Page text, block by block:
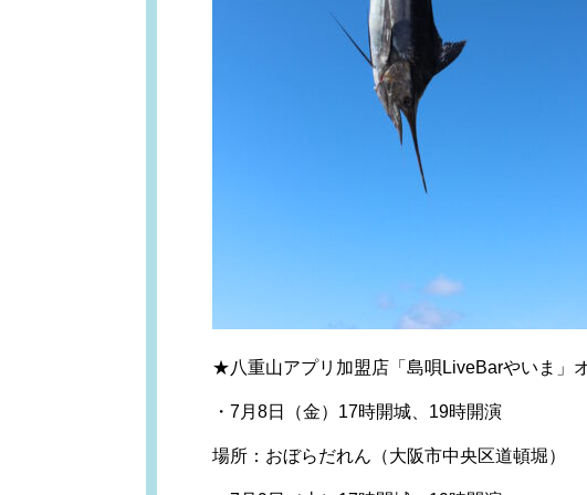
★八重山アプリ加盟店「島唄LiveBarやいま」
・7月8日（金）17時開城、19時開演
場所：おぼらだれん（大阪市中央区道頓堀）